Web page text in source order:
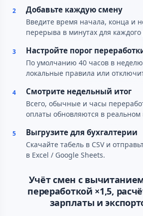
2 Добавьте каждую смену
Введите время начала, конца и
перерыва в минутах для каждого
3 Настройте порог
По умолчанию 40 часов в
локальные правила или
4 Смотрите недельный итог
Всего, обычные и часы
оплаты обновляются в
5 Выгрузите для бухгалтерии
Скачайте табель в CSV и
в Excel / Google Sheets.
Учёт смен с
переработкой ×1,5,
зарплаты и